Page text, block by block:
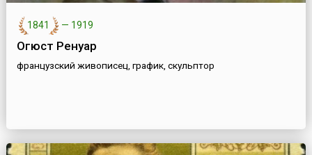
1841 — 1919
Огюст Ренуар
французский живописец, график, скульптор